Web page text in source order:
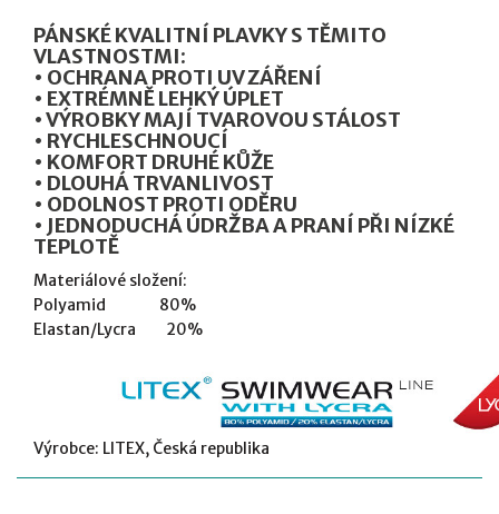
PÁNSKÉ KVALITNÍ PLAVKY S TĚMITO
VLASTNOSTMI:
• OCHRANA PROTI UV ZÁŘENÍ
• EXTRÉMNĚ LEHKÝ ÚPLET
• VÝROBKY MAJÍ TVAROVOU STÁLOST
• RYCHLESCHNOUCÍ
• KOMFORT DRUHÉ KŮŽE
• DLOUHÁ TRVANLIVOST
• ODOLNOST PROTI ODĚRU
• JEDNODUCHÁ ÚDRŽBA A PRANÍ PŘI NÍZKÉ
TEPLOTĚ
Materiálové složení:
Polyamid 80%
Elastan/Lycra 20%
Výrobce: LITEX, Česká republika